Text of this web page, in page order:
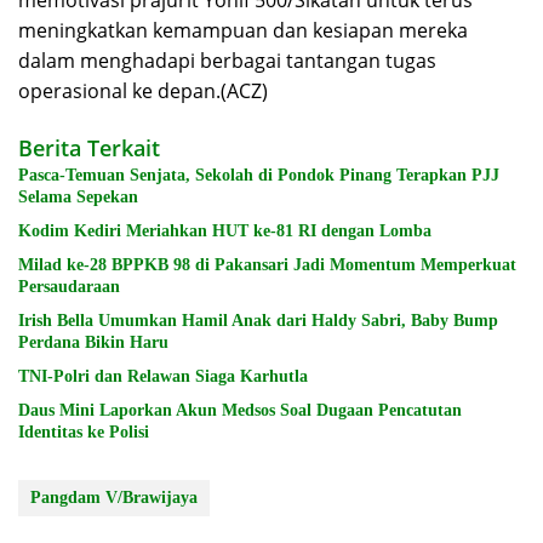
meningkatkan kemampuan dan kesiapan mereka
dalam menghadapi berbagai tantangan tugas
operasional ke depan.(ACZ)
Berita Terkait
Pasca-Temuan Senjata, Sekolah di Pondok Pinang Terapkan PJJ
Selama Sepekan
Kodim Kediri Meriahkan HUT ke-81 RI dengan Lomba
Milad ke-28 BPPKB 98 di Pakansari Jadi Momentum Memperkuat
Persaudaraan
Irish Bella Umumkan Hamil Anak dari Haldy Sabri, Baby Bump
Perdana Bikin Haru
TNI-Polri dan Relawan Siaga Karhutla
Daus Mini Laporkan Akun Medsos Soal Dugaan Pencatutan
Identitas ke Polisi
Pangdam V/Brawijaya